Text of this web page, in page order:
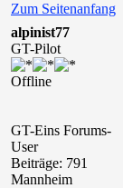
Zum Seitenanfang
alpinist77
GT-Pilot
Offline
GT-Eins Forums-
User
Beiträge: 791
Mannheim